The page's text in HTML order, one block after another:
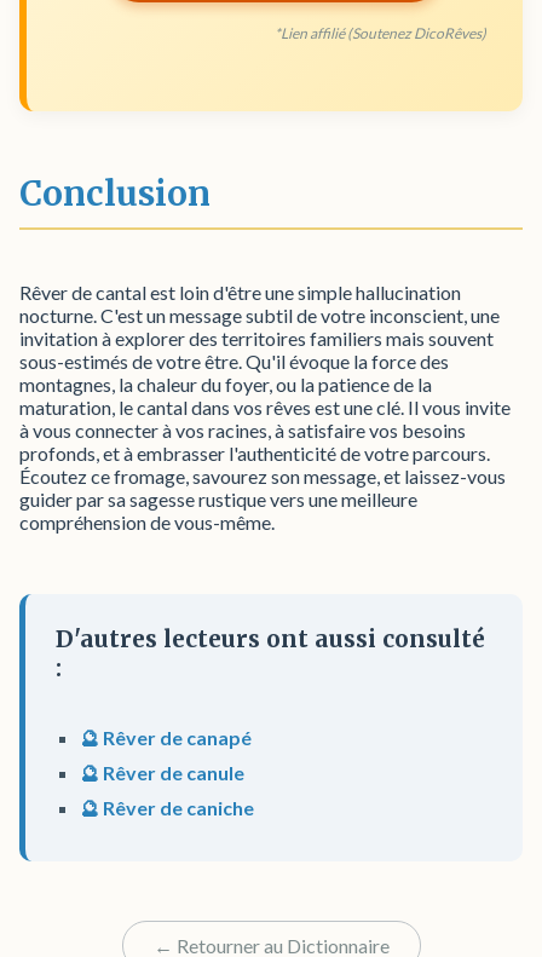
*Lien affilié (Soutenez DicoRêves)
Conclusion
Rêver de cantal est loin d'être une simple hallucination
nocturne. C'est un message subtil de votre inconscient, une
invitation à explorer des territoires familiers mais souvent
sous-estimés de votre être. Qu'il évoque la force des
montagnes, la chaleur du foyer, ou la patience de la
maturation, le cantal dans vos rêves est une clé. Il vous invite
à vous connecter à vos racines, à satisfaire vos besoins
profonds, et à embrasser l'authenticité de votre parcours.
Écoutez ce fromage, savourez son message, et laissez-vous
guider par sa sagesse rustique vers une meilleure
compréhension de vous-même.
D'autres lecteurs ont aussi consulté
:
🔮 Rêver de canapé
🔮 Rêver de canule
🔮 Rêver de caniche
← Retourner au Dictionnaire